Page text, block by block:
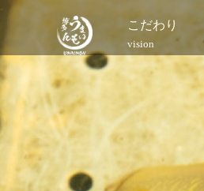
こだわり
vision